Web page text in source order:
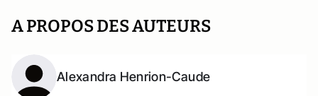
A PROPOS DES AUTEURS
Alexandra Henrion-Caude